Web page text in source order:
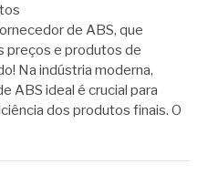
de ABS, que
preços e produtos de
Na indústria moderna,
ABS ideal é crucial para
dos produtos finais. O